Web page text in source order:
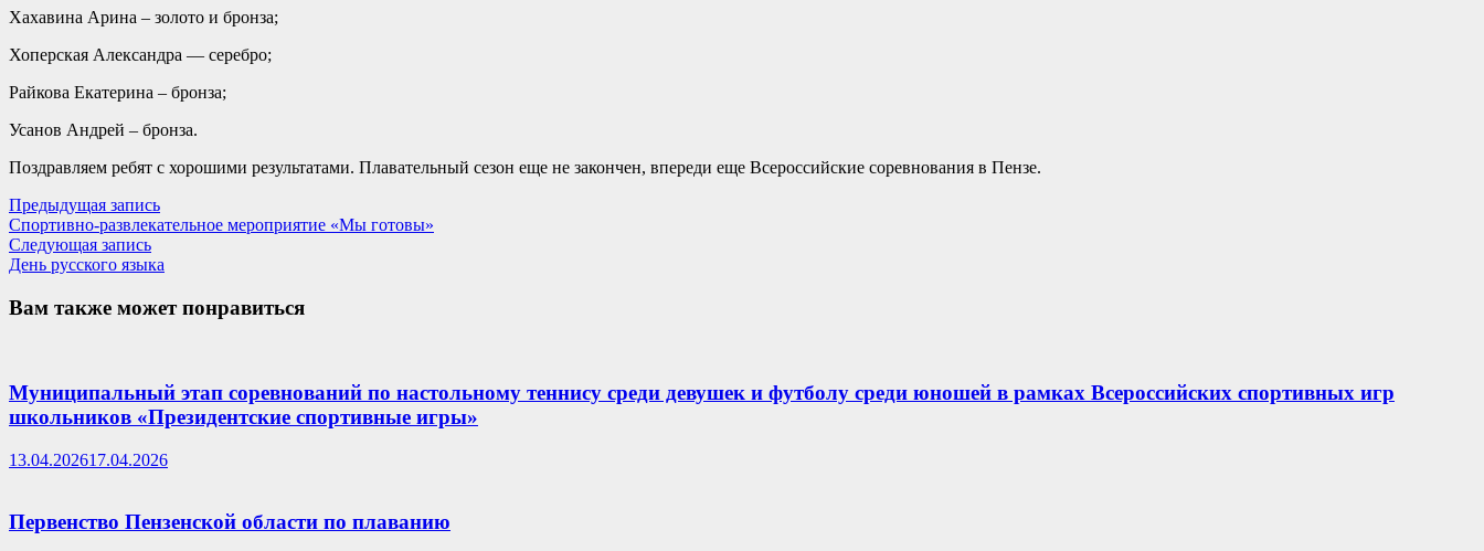
Хахавина Арина – золото и бронза;
Хоперская Александра — серебро;
Райкова Екатерина – бронза;
Усанов Андрей – бронза.
Поздравляем ребят с хорошими результатами. Плавательный сезон еще не закончен, впереди еще Всероссийские соревнования в Пензе.
Навигация
по
записям
Предыдущая записьПредыдущая
запись:
Спортивно-развлекательное мероприятие «Мы готовы»
Следующая записьСледующая
запись:
День русского языка
Вам также может понравиться
Муниципальный этап соревнований по настольному теннису среди девушек и футболу среди юношей в рамках Всероссийских спортивных игр
школьников «Президентские спортивные игры»
13.04.202617.04.2026
Первенство Пензенской области по плаванию